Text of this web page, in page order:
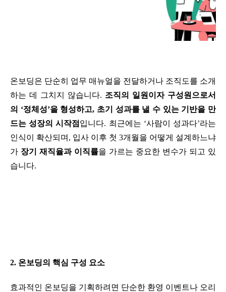
온보딩은 단순히 업무 매뉴얼을 전달하거나 조직도를 소개
하는 데 그치지 않습니다. 조직의 일원이자 구성원으로서
의 ‘정체성’을 형성하고, 초기 성과를 낼 수 있는 기반을 만
드는 성장의 시작점 입니다. 최근에는 ‘사람이 성과다’라는
인식이 확산되며, 입사 이후 첫 3개월을 어떻게 설계하느냐
가 장기 재직율과 이직률을 가르는 중요한 변수가 되고 있
습니다.
2. 온보딩의 핵심 구성 요소
효과적인 온보딩을 기획하려면 단순한 환영 이벤트나 오리